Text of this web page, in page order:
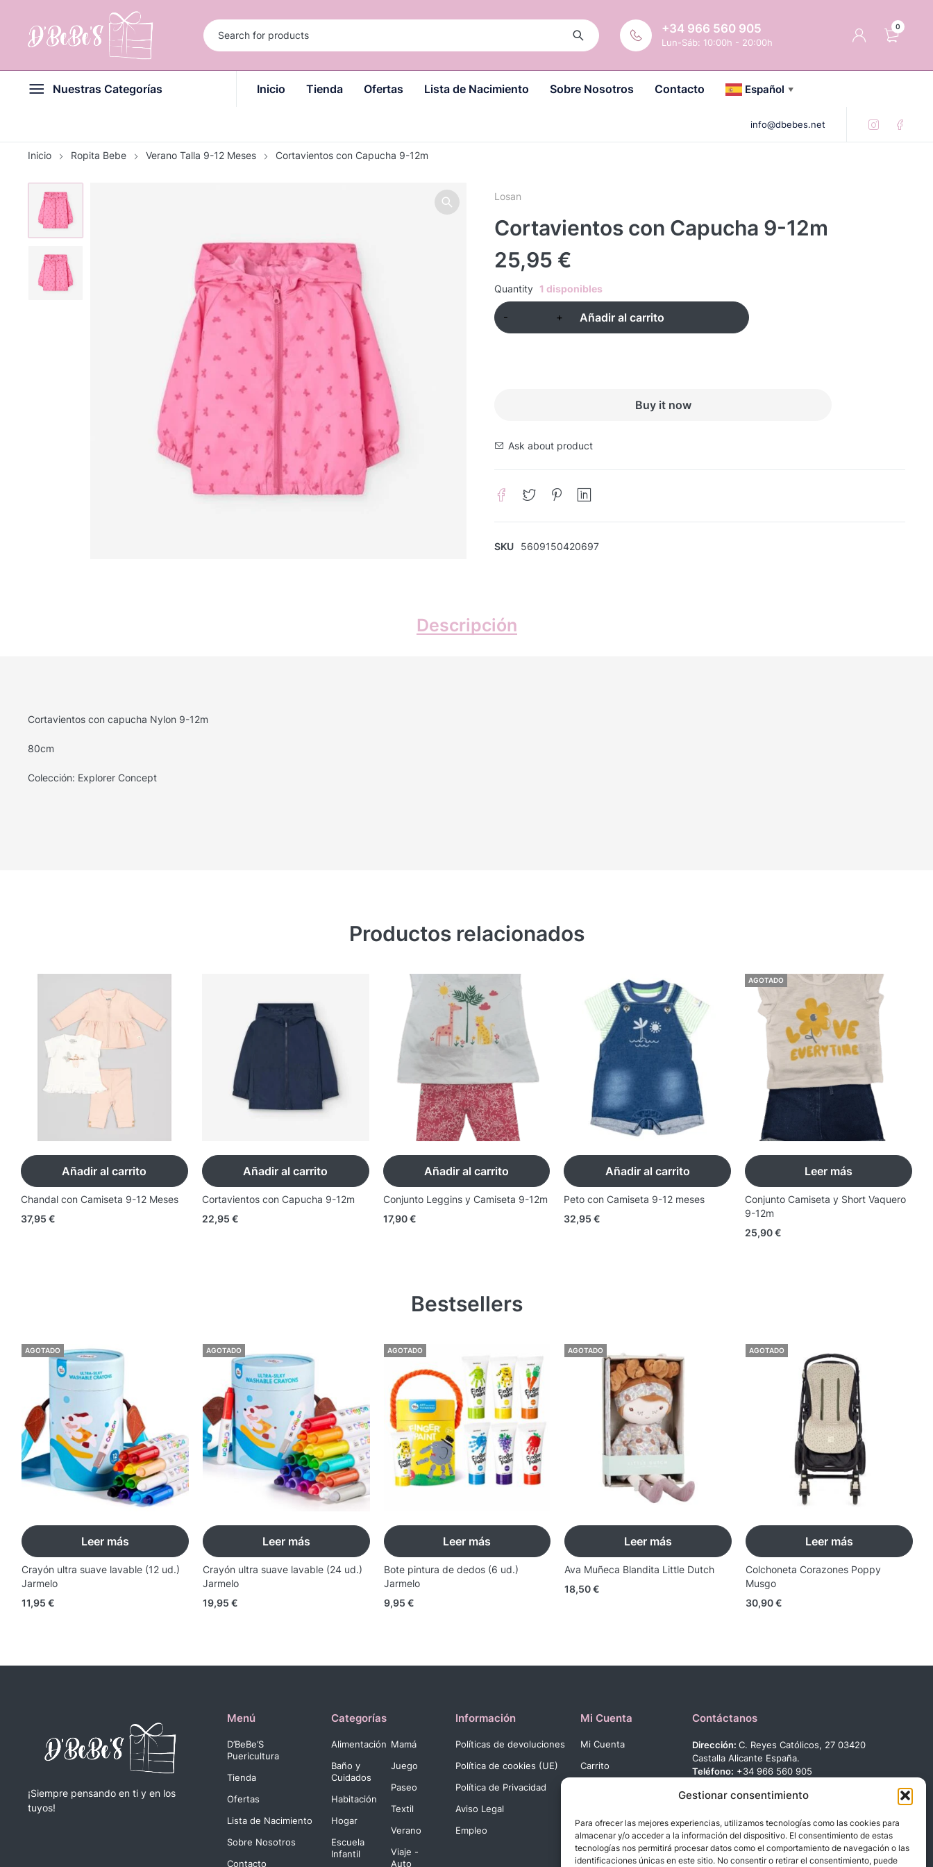
Gestionar consentimiento
Para ofrecer las mejores experiencias, utilizamos tecnologías como las cookies para
almacenar y/o acceder a la información del dispositivo. El consentimiento de estas
tecnologías nos permitirá procesar datos como el comportamiento de navegación o las
identificaciones únicas en este sitio. No consentir o retirar el consentimiento, puede
+34 966 560 905
Lun-Sáb: 10:00h - 20:00h
0
Nuestras Categorías Inicio Tienda Ofertas Lista de Nacimiento Sobre Nosotros Contacto Español ▼
info@dbebes.net
Inicio Ropita Bebe Verano Talla 9-12 Meses Cortavientos con Capucha 9-12m
Losan
Cortavientos con Capucha 9-12m
25,95 €
Quantity 1 disponibles
Añadir al carrito
Buy it now
Ask about product
SKU 5609150420697
Descripción
Cortavientos con capucha Nylon 9-12m
80cm
Colección: Explorer Concept
Productos relacionados
Añadir al carrito
Chandal con Camiseta 9-12 Meses
37,95 €
Añadir al carrito
Cortavientos con Capucha 9-12m
22,95 €
Añadir al carrito
Conjunto Leggins y Camiseta 9-12m
17,90€
Añadir al carrito
Peto con Camiseta 9-12 meses
32,95€
AGOTADO
Leer más
Conjunto Camiseta y Short Vaquero
9-12m
25,90€
Bestsellers
AGOTADO
Leer más
Crayón ultra suave lavable (12 ud.)
Jarmelo
11,95 €
AGOTADO
Leer más
Crayón ultra suave lavable (24 ud.)
Jarmelo
19,95 €
AGOTADO
Leer más
Bote pintura de dedos (6 ud.)
Jarmelo
9,95 €
AGOTADO
Leer más
Ava Muñeca Blandita Little Dutch
18,50€
AGOTADO
Leer más
Colchoneta Corazones Poppy
Musgo
30,90€
¡Siempre pensando en ti y en los
tuyos!
Menú
D’BeBe’S
Puericultura
Tienda
Ofertas
Lista de Nacimiento
Sobre Nosotros
Contacto
Categorías
Alimentación
Baño y
Cuidados
Habitación
Hogar
Escuela
Infantil
Mamá
Juego
Paseo
Textil
Verano
Viaje -
Auto
Información
Políticas de devoluciones
Política de cookies (UE)
Política de Privacidad
Aviso Legal
Empleo
Mi Cuenta
Mi Cuenta
Carrito
Contáctanos
Dirección:C. Reyes Católicos, 27 03420
Castalla Alicante España.
Teléfono: +34 966 560 905